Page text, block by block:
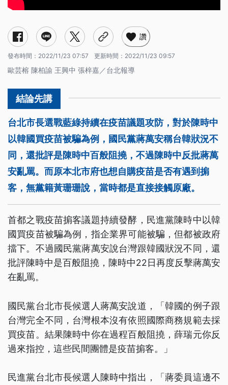
讚
發布時間： 2022/11/23 07:57 更新時間： 2022/11/23 09:57
歐芸榕 陳柏諭 王興中 張梓嘉／台北報導
台北市長選戰藍綠持續在疫苗議題攻防，對於陳時中
以韓國買疫苗被騙為例，國民黨蔣萬安稱台韓狀況不
同，還批評是陳時中百般阻撓，不過陳時中反批蔣萬
安亂罵。而原本北市府也想自購疫苗是否有遇到掮
客，無黨籍黃珊珊說，當時都是直接接觸原廠。
首都之戰疫苗掮客議題持續發酵，民進黨陳時中以韓
國買疫苗被騙為例，指企業界可能被騙，但都被政府
擋下。不過國民黨蔣萬安說台灣跟韓國狀況不同，還
批評陳時中是百般阻撓，陳時中22日再度反擊蔣萬安
在亂罵。
國民黨台北市長候選人蔣萬安說道，「韓國的例子跟
台灣完全不同，台灣根本沒有依照國際商務規範去採
買疫苗。結果陳時中你在過程百般阻撓，薛瑞元你反
過來指控，這些民間團體是疫苗掮客。」
民進黨台北市長候選人陳時中指出，「蔣委員這邊不